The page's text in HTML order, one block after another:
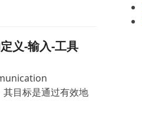
义-输入-工具
目标是通过有效地